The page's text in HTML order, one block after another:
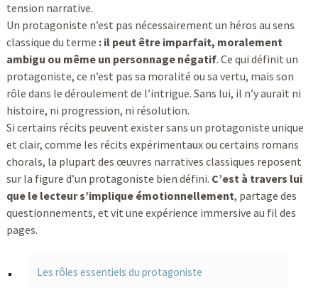
tension narrative.
Un protagoniste n’est pas nécessairement un héros au sens
classique du terme : il peut être imparfait, moralement
ambigu ou même un personnage négatif. Ce qui définit un
protagoniste, ce n’est pas sa moralité ou sa vertu, mais son
rôle dans le déroulement de l’intrigue. Sans lui, il n’y aurait ni
histoire, ni progression, ni résolution.
Si certains récits peuvent exister sans un protagoniste unique
et clair, comme les récits expérimentaux ou certains romans
chorals, la plupart des œuvres narratives classiques reposent
sur la figure d’un protagoniste bien défini. C’est à travers lui
que le lecteur s’implique émotionnellement, partage des
questionnements, et vit une expérience immersive au fil des
pages.
Les rôles essentiels du protagoniste